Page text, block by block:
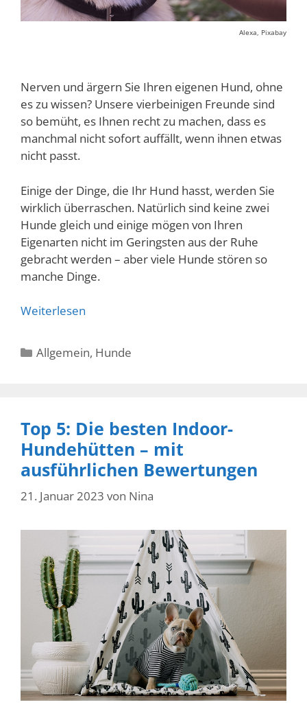
Alexa, Pixabay
Nerven und ärgern Sie Ihren eigenen Hund, ohne
es zu wissen? Unsere vierbeinigen Freunde sind
so bemüht, es Ihnen recht zu machen, dass es
manchmal nicht sofort auffällt, wenn ihnen etwas
nicht passt.
Einige der Dinge, die Ihr Hund hasst, werden Sie
wirklich überraschen. Natürlich sind keine zwei
Hunde gleich und einige mögen von Ihren
Eigenarten nicht im Geringsten aus der Ruhe
gebracht werden – aber viele Hunde stören so
manche Dinge.
Weiterlesen
Kategorien
Allgemein, Hunde
Top 5: Die besten Indoor-
Hundehütten – mit
ausführlichen Bewertungen
21. Januar 2023 von Nina